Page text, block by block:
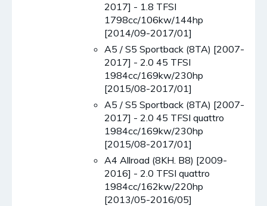
2017] - 1.8 TFSI
1798cc/106kw/144hp
[2014/09-2017/01]
A5 / S5 Sportback (8TA) [2007-
2017] - 2.0 45 TFSI
1984cc/169kw/230hp
[2015/08-2017/01]
A5 / S5 Sportback (8TA) [2007-
2017] - 2.0 45 TFSI quattro
1984cc/169kw/230hp
[2015/08-2017/01]
A4 Allroad (8KH. B8) [2009-
2016] - 2.0 TFSI quattro
1984cc/162kw/220hp
[2013/05-2016/05]